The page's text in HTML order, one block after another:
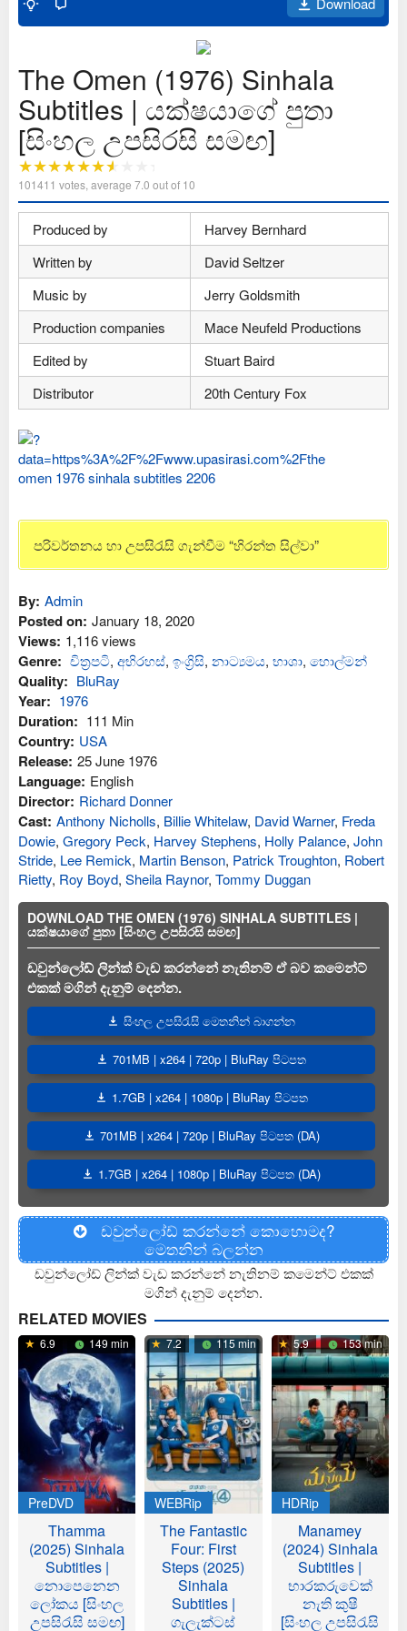
The Omen (1976) Sinhala
Subtitles | යක්ෂයාගේ පුතා
[සිංහල උපසිරසි සමඟ]
101411 votes, average 7.0 out of 10
Produced by
Harvey Bernhard
Written by
David Seltzer
Music by
Jerry Goldsmith
Production companies
Mace Neufeld Productions
Edited by
Stuart Baird
Distributor
20th Century Fox
පරිවර්තනය හා උපසිරැසි ගැන්වීම “හිරන්ත සිල්වා”
By: Admin
Posted on: January 18, 2020
Views: 1,116 views
Genre: චිත්‍රපටි, අභිරහස්, ඉංග්‍රිසි, නාට්‍යමය, භාශා, හොල්මන්
Quality: BluRay
Year: 1976
Duration: 111 Min
Country: USA
Release: 25 June 1976
Language: English
Director: Richard Donner
Cast: Anthony Nicholls, Billie Whitelaw, David Warner, Freda
Dowie, Gregory Peck, Harvey Stephens, Holly Palance, John
Stride, Lee Remick, Martin Benson, Patrick Troughton, Robert
Rietty, Roy Boyd, Sheila Raynor, Tommy Duggan
DOWNLOAD THE OMEN (1976) SINHALA SUBTITLES |
යක්ෂයාගේ පුතා [සිංහල උපසිරසි සමඟ]
ඩවුන්ලෝඩ් ලින්ක් වැඩ කරන්නේ නැතිනම් ඒ බව කමෙන්ට්
එකක් මගින් දැනුම් දෙන්න.
සිංහල උපසිරැසි මෙතනින් බාගන්න
701MB | x264 | 720p | BluRay පිටපත
1.7GB | x264 | 1080p | BluRay පිටපත
701MB | x264 | 720p | BluRay පිටපත (DA)
1.7GB | x264 | 1080p | BluRay පිටපත (DA)
ඩවුන්ලෝඩ් කරන්නේ කොහොමද?
මෙතනින් බලන්න
ඩවුන්ලෝඩ් ලින්ක් වැඩ කරන්නේ නැතිනම් කමෙන්ට් එකක්
මගින් දැනුම් දෙන්න.
RELATED MOVIES
6.9 149 min
PreDVD
Thamma
(2025) Sinhala
Subtitles |
නොපෙනෙන
ලෝකය [සිංහල
උපසිරැසි සමඟ]
7.2 115 min
WEBRip
The Fantastic
Four: First
Steps (2025)
Sinhala
Subtitles |
ගැලැක්ටස්
5.9 153 min
HDRip
Manamey
(2024) Sinhala
Subtitles |
භාරකරුවෙක්
නැති කුෂී
[සිංහල උපසිරැසි